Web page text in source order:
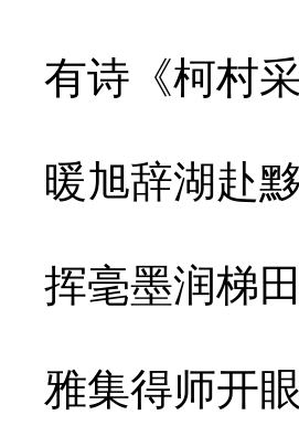
有诗《柯村
暖旭辞湖赴
挥毫墨润梯
雅集得师开